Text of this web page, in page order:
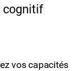
cognitif
vos capacités